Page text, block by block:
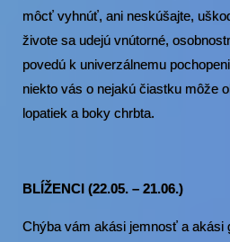
môcť vyhnúť, ani neskúšajte,
živote sa udejú vnútorné,
povedú k univerzálnemu
niekto vás o nejakú čiastku môže
lopatiek a boky chrbta.
BLÍŽENCI (22.05. – 21.06.)
Chýba vám akási jemnosť a akási